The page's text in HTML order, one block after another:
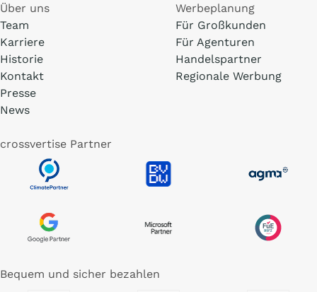
Über uns
Team
Karriere
Historie
Kontakt
Presse
News
Werbeplanung
Für Großkunden
Für Agenturen
Handelspartner
Regionale Werbung
crossvertise Partner
Bequem und sicher bezahlen